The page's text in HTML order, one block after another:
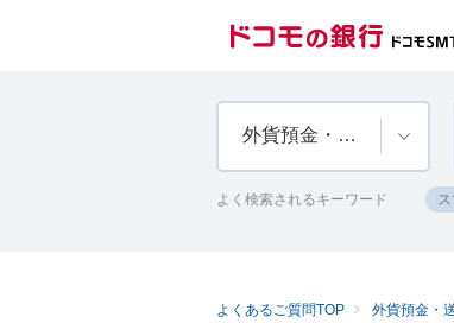
外貨預金・送金・受取
よく検索されるキーワード
よくあるご質問TOP 外貨預金・